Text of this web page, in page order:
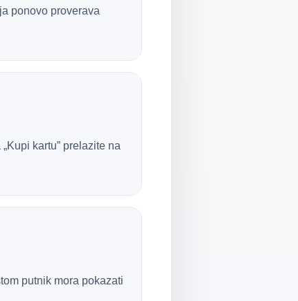
ponovo proverava
kartu” prelazite na
putnik mora pokazati